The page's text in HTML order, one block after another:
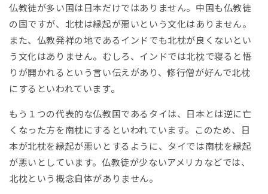
仏教徒が多い国は日本だけではありません。中国も仏教徒
の国ですが、北枕は縁起が悪いという文化はありません。
また、仏教発祥の地であるインドでも北枕が良くないとい
う文化はありません。むしろ、インドでは北枕で寝ると悟
りが開かれるという言い伝えがあり、修行僧が好んで北枕
にするといわれています。
もう１つの代表的な仏教国であるタイは、日本とは逆に亡
くなった方を南枕にするといわれています。このため、日
本が北枕を縁起が悪いとするように、タイでは南枕を縁起
が悪いとしています。仏教徒が少ないアメリカなどでは、
北枕という概念自体がありません。